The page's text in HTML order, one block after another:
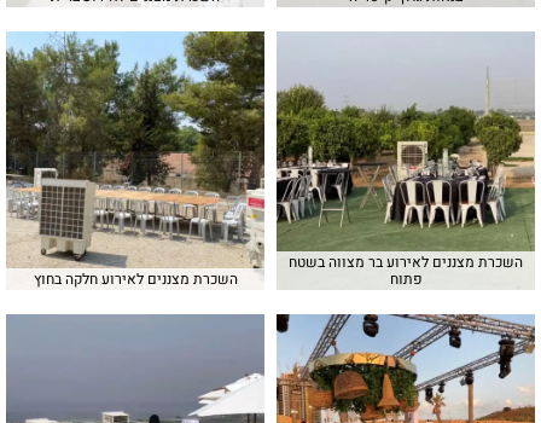
השכרת מצננים לאירוע בר מצווה בשטח
פתוח השכרת מצננים לאירוע חלקה בחוץ